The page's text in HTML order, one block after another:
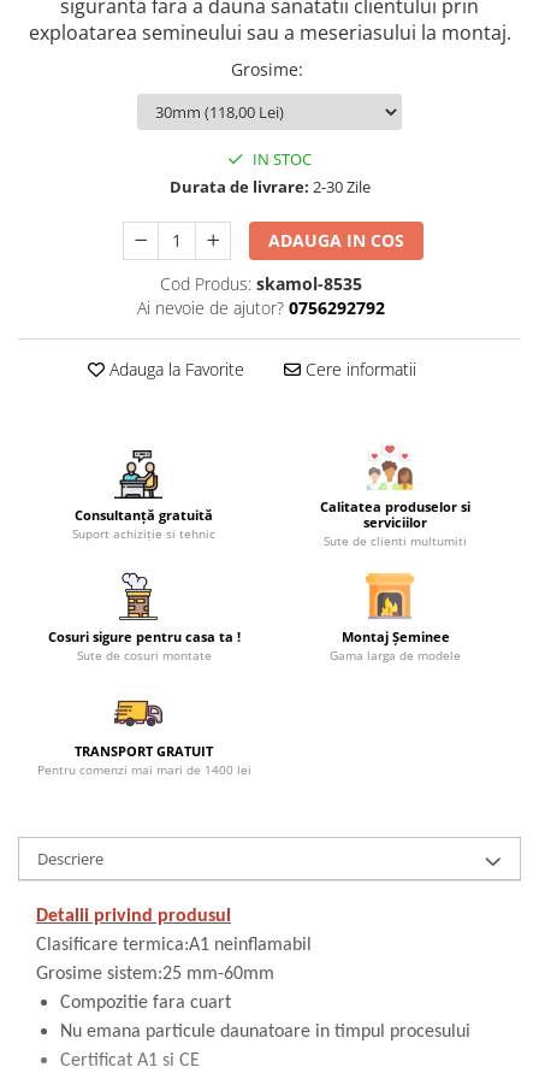
Coș de fum SMART
COSURI DE FUM CERAMICE KAMIN
ACCESORII COSURI DE FUM
USTENSILE CURATARE COS FUM
CENTRALE, SOBE & ȘEMINEE PE
FOCARE / TERMOFOCARE PELEȚI
SOBE ȘI TERMOSOBE PE PELETI
TUBULATURA EVACUARE PELETI
TUBULATURA PREMIUM PELETI FI 80
- SEMINEE / SOBE
FI100 - SEMINEE / SOBE
SEMINEE DECORATIVE
SEMINEE ELECTRICE
BIO ȘEMINEE
BIOSEMINEE MOBILE
SEMINEE & VETRE EXTERIOR
FOCARE PE GAZ STANDARD
FOCARE PE GAZ PREMIUM
FOCARE SI SEMINEE GAZ EXTERIOR
MATERIALE DE CONSTRUCȚII
SILICAT DE CALCIU - PLĂCI PENTRU
siguranta fara a dauna sanatatii clientului prin
exploatarea semineului sau a meseriasului la montaj.
Grosime:
IN STOC
Durata de livrare: 2-30 Zile
ADAUGA IN COS
Cod Produs: skamol-8535
Ai nevoie de ajutor? 0756292792
Adauga la Favorite Cere informatii
Consultanță gratuită
Suport achiziție si tehnic
Calitatea produselor si
serviciilor
Sute de clienti multumiti
Cosuri sigure pentru casa ta !
Sute de cosuri montate
Montaj Șeminee
Gama larga de modele
TRANSPORT GRATUIT
Pentru comenzi mai mari de 1400 lei
Descriere
Detalii privind produsul
Clasificare termica:A1 neinflamabil
Grosime sistem:25 mm-60mm
Compozitie fara cuart
Nu emana particule daunatoare in timpul procesului
Certificat A1 si CE